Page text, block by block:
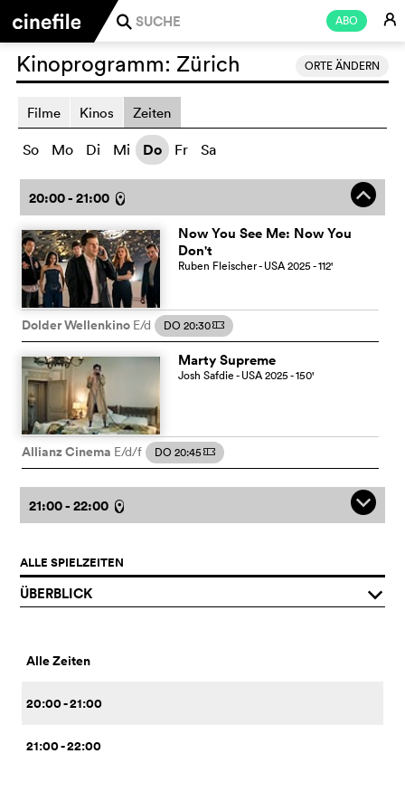
ABO E
j
ORTE ÄNDERN
Kinoprogramm: Zürich
Filme Kinos Zeiten
So Mo Di Mi Do Fr Sa
20:00 - 21:00 l o
Now You See Me: Now You
Don't
Ruben Fleischer- USA2025- 112'
Dolder Wellenkino E/d DO 20:30m
Marty Supreme
Josh Safdie- USA2025- 150'
Allianz Cinema E/d/f DO 20:45 m
21:00 - 22:00 l q
ALLE SPIELZEITEN
ÜBERBLICK q
Alle Zeiten
20:00 - 21:00
21:00 - 22:00